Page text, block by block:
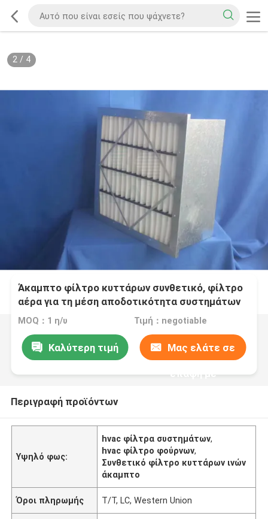
2/ 4
Άκαμπτο φίλτρο κυττάρων συνθετικό, φίλτρο
αέρα για τη μέση αποδοτικότητα συστημάτων
HVAC
MOQ：1 η/υ Τιμή：negotiable
Καλύτερη τιμή Μας ελάτε σε
επαφή με
Περιγραφή προϊόντων
Υψηλό φως:
hvac φίλτρα συστημάτων,
hvac φίλτρο φούρνων,
Συνθετικό φίλτρο κυττάρων ινών
άκαμπτο
Όροι πληρωμής T/T, LC, Western Union